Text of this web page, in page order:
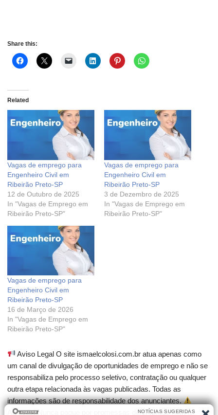
Share this:
Related
Vagas de emprego para
Engenheiro Civil em
Ribeirão Preto-SP
12 de Outubro de 2025
In "Vagas de Emprego em
Ribeirão Preto-SP"
Vagas de emprego para
Engenheiro Civil em
Ribeirão Preto-SP
3 de Dezembro de 2025
In "Vagas de Emprego em
Ribeirão Preto-SP"
Vagas de emprego para
Engenheiro Civil em
Ribeirão Preto-SP
16 de Março de 2026
In "Vagas de Emprego em
Ribeirão Preto-SP"
Aviso Legal O site ismaelcolosi.com.br atua apenas como
um canal de divulgação de oportunidades de emprego e não se
responsabiliza pelo processo seletivo, contratação ou qualquer
outra etapa relacionada às vagas publicadas. Todas as
informações são de responsabilidade dos anunciantes.
Atenção! Nunca pague por promessas de emprego nem